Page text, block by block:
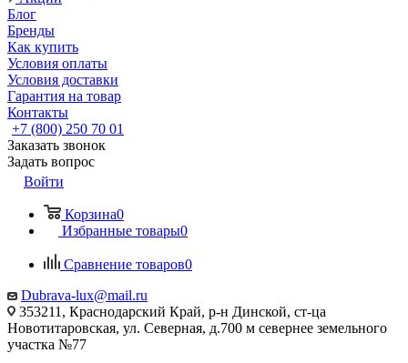
Блог
Бренды
Как купить
Условия оплаты
Условия доставки
Гарантия на товар
Контакты
+7 (800) 250 70 01
Заказать звонок
Задать вопрос
Войти
Корзина0
Избранные товары0
Сравнение товаров0
Dubrava-lux@mail.ru
353211, Краснодарский Край, р-н Динской, ст-ца
Новотитаровская, ул. Северная, д.700 м севернее земельного
участка №77